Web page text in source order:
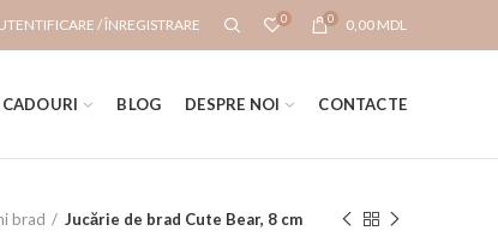
/ ÎNREGISTRARE 0 0 0,00 MDL
CADOURI BLOG DESPRE NOI CONTACTE
brad Jucărie de brad Cute Bear, 8 cm